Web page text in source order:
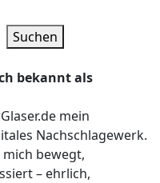
Suchen
bekannt als
mein
Nachschlagewerk.
bewegt,
– ehrlich,